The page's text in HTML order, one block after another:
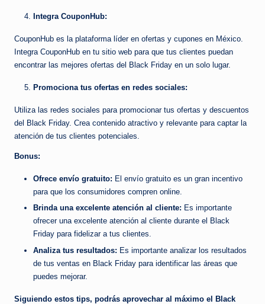
Integra CouponHub:
CouponHub es la plataforma líder en ofertas y cupones en México.
Integra CouponHub en tu sitio web para que tus clientes puedan
encontrar las mejores ofertas del Black Friday en un solo lugar.
Promociona tus ofertas en redes sociales:
Utiliza las redes sociales para promocionar tus ofertas y descuentos
del Black Friday. Crea contenido atractivo y relevante para captar la
atención de tus clientes potenciales.
Bonus:
Ofrece envío gratuito: El envío gratuito es un gran incentivo
para que los consumidores compren online.
Brinda una excelente atención al cliente: Es importante
ofrecer una excelente atención al cliente durante el Black
Friday para fidelizar a tus clientes.
Analiza tus resultados: Es importante analizar los resultados
de tus ventas en Black Friday para identificar las áreas que
puedes mejorar.
Siguiendo estos tips, podrás aprovechar al máximo el Black